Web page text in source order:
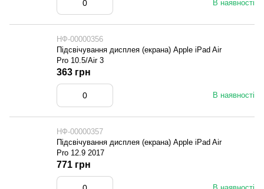
В наявності
НФ-00000356
Підсвічування дисплея (екрана) Apple iPad Air
Pro 10.5/Air 3
В наявності
363 грн
НФ-00000357
Підсвічування дисплея (екрана) Apple iPad Air
Pro 12.9 2017
771 грн